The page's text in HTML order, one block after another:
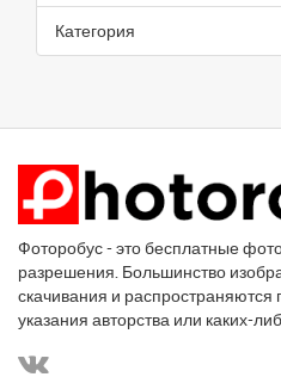
Категория
Фоторобус - это бесплатные
разрешения. Большинство
скачивания и распространяются
указания авторства или каких-